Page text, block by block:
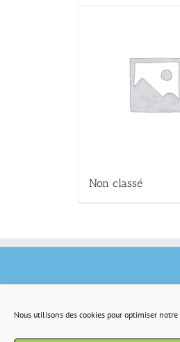
Nous utilisons des cookies pour optimiser
Non classé